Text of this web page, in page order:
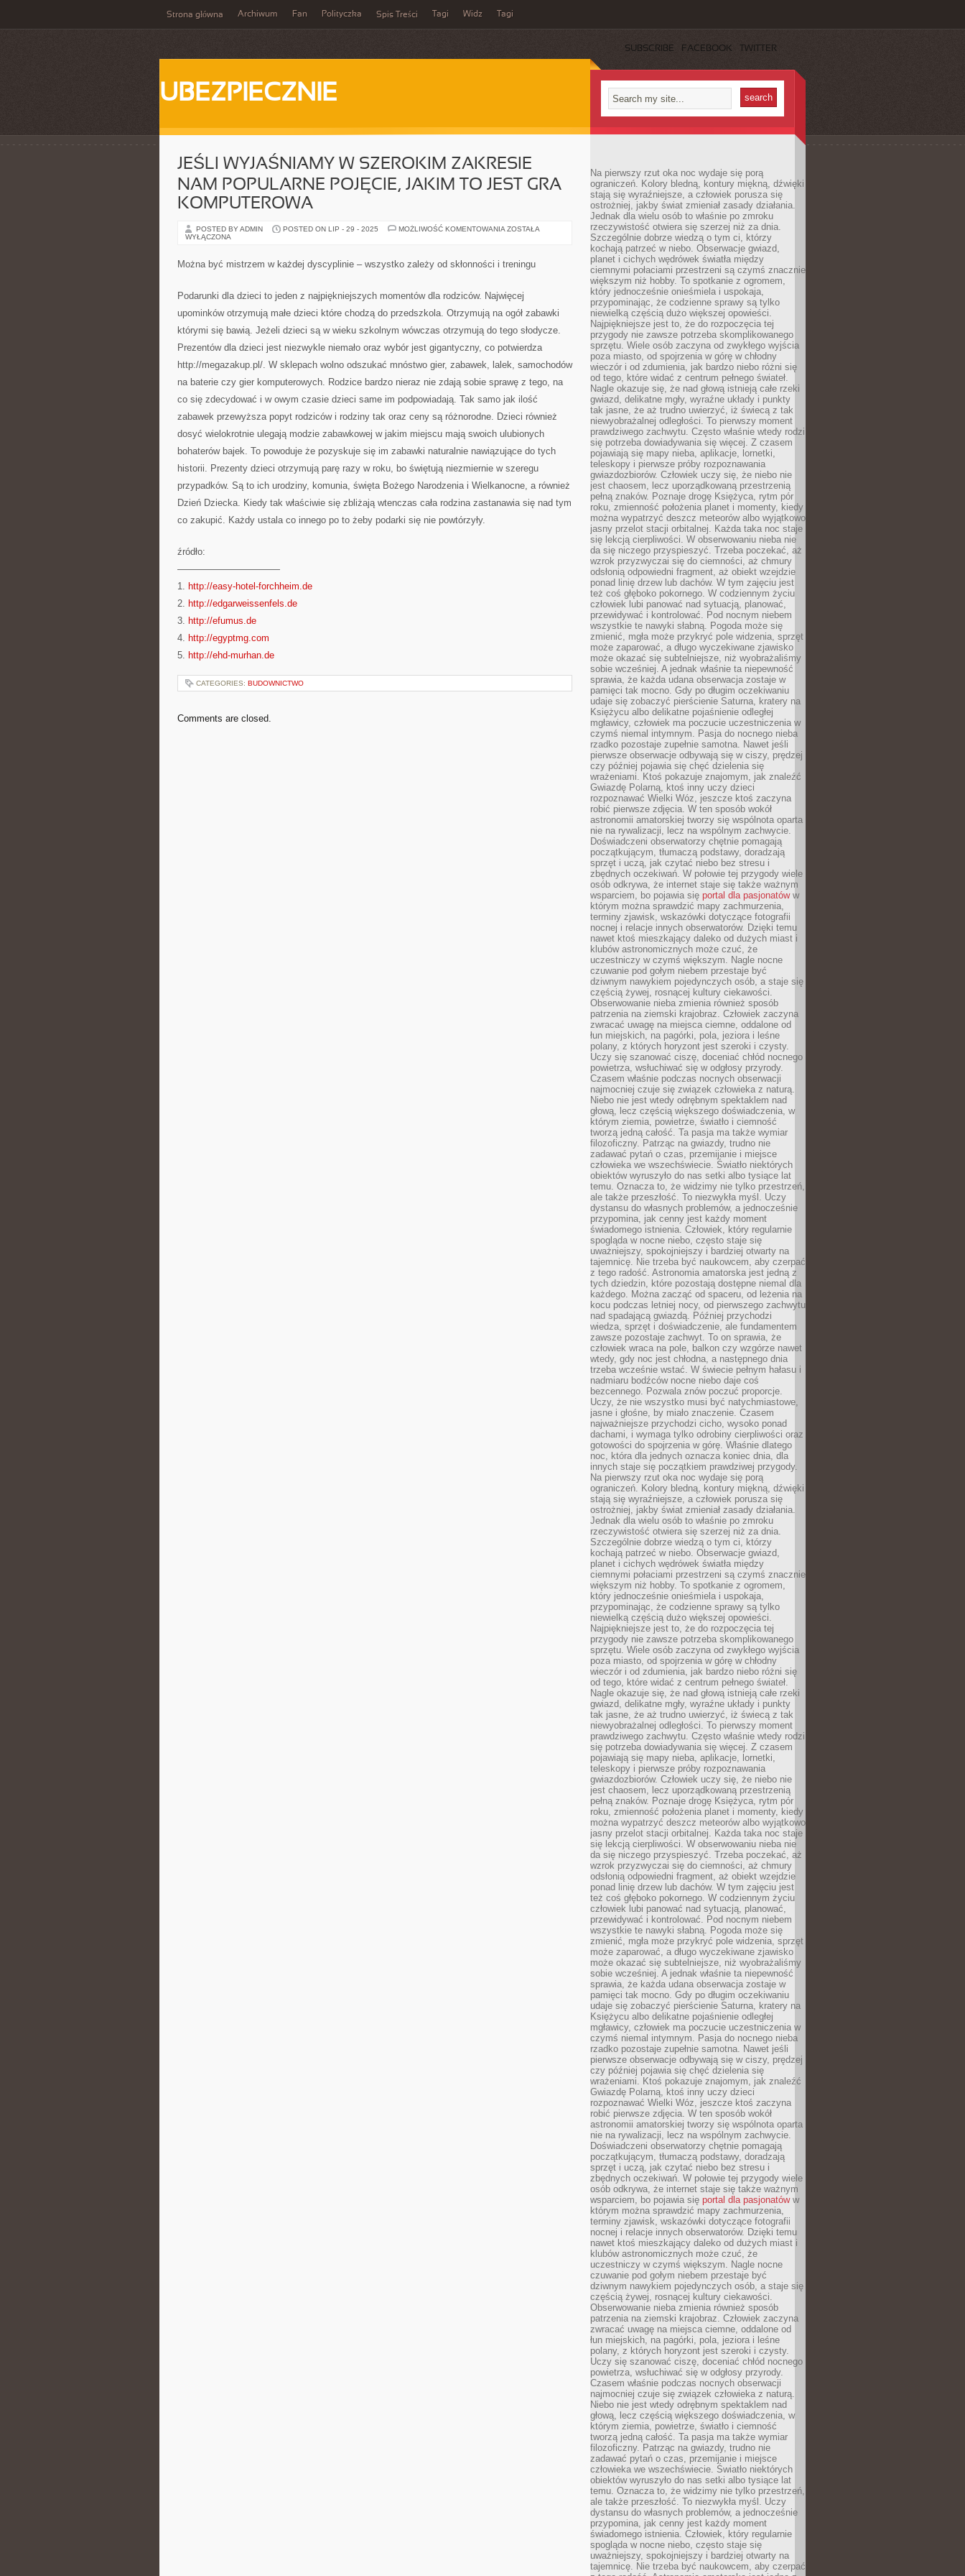
Strona główna Archiwum Fan Polityczka Spis Treści Tagi Widz Tagi
SUBSCRIBE FACEBOOK TWITTER
UBEZPIECZNIE
JEŚLI WYJAŚNIAMY W SZEROKIM ZAKRESIE
NAM POPULARNE POJĘCIE, JAKIM TO JEST GRA
KOMPUTEROWA
POSTED BY ADMIN POSTED ON LIP - 29 - 2025 MOŻLIWOŚĆ KOMENTOWANIA JEŚLI
ZAKRESIE
NAM
JAKIM
TO
GRA
ZOSTAŁA
WYŁĄCZONA
Można być mistrzem w każdej dyscyplinie – wszystko zależy od skłonności i treningu
Podarunki dla dzieci to jeden z najpiękniejszych momentów dla rodziców. Najwięcej
upominków otrzymują małe dzieci które chodzą do przedszkola. Otrzymują na ogół zabawki
którymi się bawią. Jeżeli dzieci są w wieku szkolnym wówczas otrzymują do tego słodycze.
Prezentów dla dzieci jest niezwykle niemało oraz wybór jest gigantyczny, co potwierdza
http://megazakup.pl/. W sklepach wolno odszukać mnóstwo gier, zabawek, lalek, samochodów
na baterie czy gier komputerowych. Rodzice bardzo nieraz nie zdają sobie sprawę z tego, na
co się zdecydować i w owym czasie dzieci same im podpowiadają. Tak samo jak ilość
zabawek przewyższa popyt rodziców i rodziny tak oraz ceny są różnorodne. Dzieci również
dosyć wielokrotnie ulegają modzie zabawkowej w jakim miejscu mają swoich ulubionych
bohaterów bajek. To powoduje że pozyskuje się im zabawki naturalnie nawiązujące do tych
historii. Prezenty dzieci otrzymują parę razy w roku, bo świętują niezmiernie w szeregu
przypadków. Są to ich urodziny, komunia, święta Bożego Narodzenia i Wielkanocne, a również
Dzień Dziecka. Kiedy tak właściwie się zbliżają wtenczas cała rodzina zastanawia się nad tym
co zakupić. Każdy ustala co innego po to żeby podarki się nie powtórzyły.
źródło:
———————————
1. http://easy-hotel-forchheim.de
2. http://edgarweissenfels.de
3. http://efumus.de
4. http://egyptmg.com
5. http://ehd-murhan.de
CATEGORIES: BUDOWNICTWO
Comments are closed.
Na pierwszy rzut oka noc wydaje się porą
ograniczeń. Kolory bledną, kontury miękną, dźwięki
stają się wyraźniejsze, a człowiek porusza się
ostrożniej, jakby świat zmieniał zasady działania.
Jednak dla wielu osób to właśnie po zmroku
rzeczywistość otwiera się szerzej niż za dnia.
Szczególnie dobrze wiedzą o tym ci, którzy
kochają patrzeć w niebo. Obserwacje gwiazd,
planet i cichych wędrówek światła między
ciemnymi połaciami przestrzeni są czymś znacznie
większym niż hobby. To spotkanie z ogromem,
który jednocześnie onieśmiela i uspokaja,
przypominając, że codzienne sprawy są tylko
niewielką częścią dużo większej opowieści.
Najpiękniejsze jest to, że do rozpoczęcia tej
przygody nie zawsze potrzeba skomplikowanego
sprzętu. Wiele osób zaczyna od zwykłego wyjścia
poza miasto, od spojrzenia w górę w chłodny
wieczór i od zdumienia, jak bardzo niebo różni się
od tego, które widać z centrum pełnego świateł.
Nagle okazuje się, że nad głową istnieją całe rzeki
gwiazd, delikatne mgły, wyraźne układy i punkty
tak jasne, że aż trudno uwierzyć, iż świecą z tak
niewyobrażalnej odległości. To pierwszy moment
prawdziwego zachwytu. Często właśnie wtedy rodzi
się potrzeba dowiadywania się więcej. Z czasem
pojawiają się mapy nieba, aplikacje, lornetki,
teleskopy i pierwsze próby rozpoznawania
gwiazdozbiorów. Człowiek uczy się, że niebo nie
jest chaosem, lecz uporządkowaną przestrzenią
pełną znaków. Poznaje drogę Księżyca, rytm pór
roku, zmienność położenia planet i momenty, kiedy
można wypatrzyć deszcz meteorów albo wyjątkowo
jasny przelot stacji orbitalnej. Każda taka noc staje
się lekcją cierpliwości. W obserwowaniu nieba nie
da się niczego przyspieszyć. Trzeba poczekać, aż
wzrok przyzwyczai się do ciemności, aż chmury
odsłonią odpowiedni fragment, aż obiekt wzejdzie
ponad linię drzew lub dachów. W tym zajęciu jest
też coś głęboko pokornego. W codziennym życiu
człowiek lubi panować nad sytuacją, planować,
przewidywać i kontrolować. Pod nocnym niebem
wszystkie te nawyki słabną. Pogoda może się
zmienić, mgła może przykryć pole widzenia, sprzęt
może zaparować, a długo wyczekiwane zjawisko
może okazać się subtelniejsze, niż wyobrażaliśmy
sobie wcześniej. A jednak właśnie ta niepewność
sprawia, że każda udana obserwacja zostaje w
pamięci tak mocno. Gdy po długim oczekiwaniu
udaje się zobaczyć pierścienie Saturna, kratery na
Księżycu albo delikatne pojaśnienie odległej
mgławicy, człowiek ma poczucie uczestniczenia w
czymś niemal intymnym. Pasja do nocnego nieba
rzadko pozostaje zupełnie samotna. Nawet jeśli
pierwsze obserwacje odbywają się w ciszy, prędzej
czy później pojawia się chęć dzielenia się
wrażeniami. Ktoś pokazuje znajomym, jak znaleźć
Gwiazdę Polarną, ktoś inny uczy dzieci
rozpoznawać Wielki Wóz, jeszcze ktoś zaczyna
robić pierwsze zdjęcia. W ten sposób wokół
astronomii amatorskiej tworzy się wspólnota oparta
nie na rywalizacji, lecz na wspólnym zachwycie.
Doświadczeni obserwatorzy chętnie pomagają
początkującym, tłumaczą podstawy, doradzają
sprzęt i uczą, jak czytać niebo bez stresu i
zbędnych oczekiwań. W połowie tej przygody wiele
osób odkrywa, że internet staje się także ważnym
wsparciem, bo pojawia się portal dla pasjonatóww
którym można sprawdzić mapy zachmurzenia,
terminy zjawisk, wskazówki dotyczące fotografii
nocnej i relacje innych obserwatorów. Dzięki temu
nawet ktoś mieszkający daleko od dużych miast i
klubów astronomicznych może czuć, że
uczestniczy w czymś większym. Nagle nocne
czuwanie pod gołym niebem przestaje być
dziwnym nawykiem pojedynczych osób, a staje się
częścią żywej, rosnącej kultury ciekawości.
Obserwowanie nieba zmienia również sposób
patrzenia na ziemski krajobraz. Człowiek zaczyna
zwracać uwagę na miejsca ciemne, oddalone od
łun miejskich, na pagórki, pola, jeziora i leśne
polany, z których horyzont jest szeroki i czysty.
Uczy się szanować ciszę, doceniać chłód nocnego
powietrza, wsłuchiwać się w odgłosy przyrody.
Czasem właśnie podczas nocnych obserwacji
najmocniej czuje się związek człowieka z naturą.
Niebo nie jest wtedy odrębnym spektaklem nad
głową, lecz częścią większego doświadczenia, w
którym ziemia, powietrze, światło i ciemność
tworzą jedną całość. Ta pasja ma także wymiar
filozoficzny. Patrząc na gwiazdy, trudno nie
zadawać pytań o czas, przemijanie i miejsce
człowieka we wszechświecie. Światło niektórych
obiektów wyruszyło do nas setki albo tysiące lat
temu. Oznacza to, że widzimy nie tylko przestrzeń,
ale także przeszłość. To niezwykła myśl. Uczy
dystansu do własnych problemów, a jednocześnie
przypomina, jak cenny jest każdy moment
świadomego istnienia. Człowiek, który regularnie
spogląda w nocne niebo, często staje się
uważniejszy, spokojniejszy i bardziej otwarty na
tajemnicę. Nie trzeba być naukowcem, aby czerpać
z tego radość. Astronomia amatorska jest jedną z
tych dziedzin, które pozostają dostępne niemal dla
każdego. Można zacząć od spaceru, od leżenia na
kocu podczas letniej nocy, od pierwszego zachwytu
nad spadającą gwiazdą. Później przychodzi
wiedza, sprzęt i doświadczenie, ale fundamentem
zawsze pozostaje zachwyt. To on sprawia, że
człowiek wraca na pole, balkon czy wzgórze nawet
wtedy, gdy noc jest chłodna, a następnego dnia
trzeba wcześnie wstać. W świecie pełnym hałasu i
nadmiaru bodźców nocne niebo daje coś
bezcennego. Pozwala znów poczuć proporcje.
Uczy, że nie wszystko musi być natychmiastowe,
jasne i głośne, by miało znaczenie. Czasem
najważniejsze przychodzi cicho, wysoko ponad
dachami, i wymaga tylko odrobiny cierpliwości oraz
gotowości do spojrzenia w górę. Właśnie dlatego
noc, która dla jednych oznacza koniec dnia, dla
innych staje się początkiem prawdziwej przygody.
Na pierwszy rzut oka noc wydaje się porą
ograniczeń. Kolory bledną, kontury miękną, dźwięki
stają się wyraźniejsze, a człowiek porusza się
ostrożniej, jakby świat zmieniał zasady działania.
Jednak dla wielu osób to właśnie po zmroku
rzeczywistość otwiera się szerzej niż za dnia.
Szczególnie dobrze wiedzą o tym ci, którzy
kochają patrzeć w niebo. Obserwacje gwiazd,
planet i cichych wędrówek światła między
ciemnymi połaciami przestrzeni są czymś znacznie
większym niż hobby. To spotkanie z ogromem,
który jednocześnie onieśmiela i uspokaja,
przypominając, że codzienne sprawy są tylko
niewielką częścią dużo większej opowieści.
Najpiękniejsze jest to, że do rozpoczęcia tej
przygody nie zawsze potrzeba skomplikowanego
sprzętu. Wiele osób zaczyna od zwykłego wyjścia
poza miasto, od spojrzenia w górę w chłodny
wieczór i od zdumienia, jak bardzo niebo różni się
od tego, które widać z centrum pełnego świateł.
Nagle okazuje się, że nad głową istnieją całe rzeki
gwiazd, delikatne mgły, wyraźne układy i punkty
tak jasne, że aż trudno uwierzyć, iż świecą z tak
niewyobrażalnej odległości. To pierwszy moment
prawdziwego zachwytu. Często właśnie wtedy rodzi
się potrzeba dowiadywania się więcej. Z czasem
pojawiają się mapy nieba, aplikacje, lornetki,
teleskopy i pierwsze próby rozpoznawania
gwiazdozbiorów. Człowiek uczy się, że niebo nie
jest chaosem, lecz uporządkowaną przestrzenią
pełną znaków. Poznaje drogę Księżyca, rytm pór
roku, zmienność położenia planet i momenty, kiedy
można wypatrzyć deszcz meteorów albo wyjątkowo
jasny przelot stacji orbitalnej. Każda taka noc staje
się lekcją cierpliwości. W obserwowaniu nieba nie
da się niczego przyspieszyć. Trzeba poczekać, aż
wzrok przyzwyczai się do ciemności, aż chmury
odsłonią odpowiedni fragment, aż obiekt wzejdzie
ponad linię drzew lub dachów. W tym zajęciu jest
też coś głęboko pokornego. W codziennym życiu
człowiek lubi panować nad sytuacją, planować,
przewidywać i kontrolować. Pod nocnym niebem
wszystkie te nawyki słabną. Pogoda może się
zmienić, mgła może przykryć pole widzenia, sprzęt
może zaparować, a długo wyczekiwane zjawisko
może okazać się subtelniejsze, niż wyobrażaliśmy
sobie wcześniej. A jednak właśnie ta niepewność
sprawia, że każda udana obserwacja zostaje w
pamięci tak mocno. Gdy po długim oczekiwaniu
udaje się zobaczyć pierścienie Saturna, kratery na
Księżycu albo delikatne pojaśnienie odległej
mgławicy, człowiek ma poczucie uczestniczenia w
czymś niemal intymnym. Pasja do nocnego nieba
rzadko pozostaje zupełnie samotna. Nawet jeśli
pierwsze obserwacje odbywają się w ciszy, prędzej
czy później pojawia się chęć dzielenia się
wrażeniami. Ktoś pokazuje znajomym, jak znaleźć
Gwiazdę Polarną, ktoś inny uczy dzieci
rozpoznawać Wielki Wóz, jeszcze ktoś zaczyna
robić pierwsze zdjęcia. W ten sposób wokół
astronomii amatorskiej tworzy się wspólnota oparta
nie na rywalizacji, lecz na wspólnym zachwycie.
Doświadczeni obserwatorzy chętnie pomagają
początkującym, tłumaczą podstawy, doradzają
sprzęt i uczą, jak czytać niebo bez stresu i
zbędnych oczekiwań. W połowie tej przygody wiele
osób odkrywa, że internet staje się także ważnym
wsparciem, bo pojawia się portal dla pasjonatóww
którym można sprawdzić mapy zachmurzenia,
terminy zjawisk, wskazówki dotyczące fotografii
nocnej i relacje innych obserwatorów. Dzięki temu
nawet ktoś mieszkający daleko od dużych miast i
klubów astronomicznych może czuć, że
uczestniczy w czymś większym. Nagle nocne
czuwanie pod gołym niebem przestaje być
dziwnym nawykiem pojedynczych osób, a staje się
częścią żywej, rosnącej kultury ciekawości.
Obserwowanie nieba zmienia również sposób
patrzenia na ziemski krajobraz. Człowiek zaczyna
zwracać uwagę na miejsca ciemne, oddalone od
łun miejskich, na pagórki, pola, jeziora i leśne
polany, z których horyzont jest szeroki i czysty.
Uczy się szanować ciszę, doceniać chłód nocnego
powietrza, wsłuchiwać się w odgłosy przyrody.
Czasem właśnie podczas nocnych obserwacji
najmocniej czuje się związek człowieka z naturą.
Niebo nie jest wtedy odrębnym spektaklem nad
głową, lecz częścią większego doświadczenia, w
którym ziemia, powietrze, światło i ciemność
tworzą jedną całość. Ta pasja ma także wymiar
filozoficzny. Patrząc na gwiazdy, trudno nie
zadawać pytań o czas, przemijanie i miejsce
człowieka we wszechświecie. Światło niektórych
obiektów wyruszyło do nas setki albo tysiące lat
temu. Oznacza to, że widzimy nie tylko przestrzeń,
ale także przeszłość. To niezwykła myśl. Uczy
dystansu do własnych problemów, a jednocześnie
przypomina, jak cenny jest każdy moment
świadomego istnienia. Człowiek, który regularnie
spogląda w nocne niebo, często staje się
uważniejszy, spokojniejszy i bardziej otwarty na
tajemnicę. Nie trzeba być naukowcem, aby czerpać